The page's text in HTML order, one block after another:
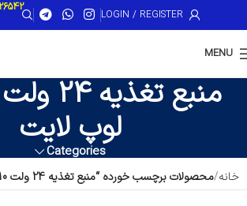
LOGIN / REGISTER
MENU
لوپ لایت
Categories
خانه محصولات برچسب خورده “منبع تغذیه 24 ولت 10 آمپر لوپ لایت”